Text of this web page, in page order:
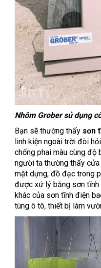
Nhôm Grober sủ dụng
Bạn sẽ thường thấy sơn
linh kiện ngoài trời đòi
chống phai màu cùng độ
người ta thường thấy
mặt dựng, đồ đạc trong
được xử lý bằng sơn tĩnh
khác của sơn tĩnh điện
tùng ô tô, thiết bị làm